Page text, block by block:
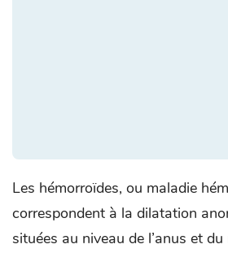
Les hémorroïdes, ou maladie
correspondent à la dilatation
situées au niveau de l’anus et